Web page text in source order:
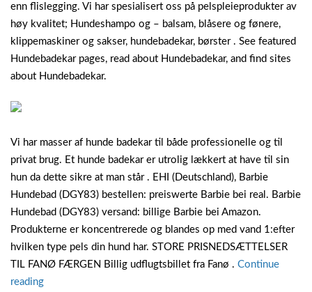
enn flislegging. Vi har spesialisert oss på pelspleieprodukter av
høy kvalitet; Hundeshampo og – balsam, blåsere og fønere,
klippemaskiner og sakser, hundebadekar, børster . See featured
Hundebadekar pages, read about Hundebadekar, and find sites
about Hundebadekar.
Vi har masser af hunde badekar til både professionelle og til
privat brug. Et hunde badekar er utrolig lækkert at have til sin
hun da dette sikre at man står . EHI (Deutschland), Barbie
Hundebad (DGY83) bestellen: preiswerte Barbie bei real. Barbie
Hundebad (DGY83) versand: billige Barbie bei Amazon.
Produkterne er koncentrerede og blandes op med vand 1:efter
hvilken type pels din hund har. STORE PRISNEDSÆTTELSER
TIL FANØ FÆRGEN Billig udflugtsbillet fra Fanø . Continue
reading“Billig